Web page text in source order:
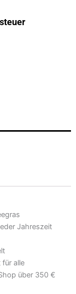
Jahreszeit
für alle
über 350 €